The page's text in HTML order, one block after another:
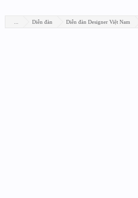
Diễn đàn Diễn đàn Designer Việt Nam